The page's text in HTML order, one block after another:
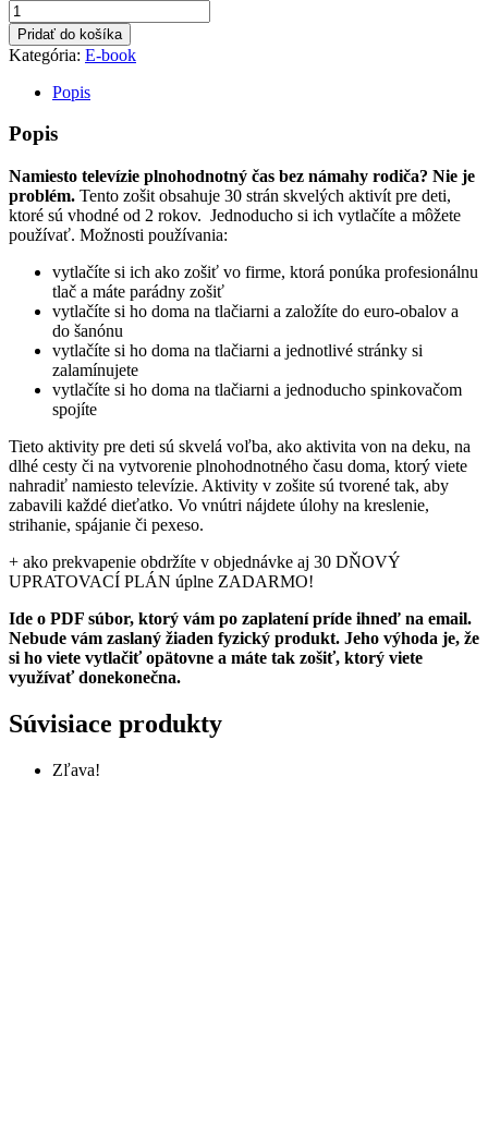
Pridať do košíka
Kategória: E-book
Popis
Popis
Namiesto televízie plnohodnotný čas bez námahy rodiča? Nie je
problém. Tento zošit obsahuje 30 strán skvelých aktivít pre deti,
ktoré sú vhodné od 2 rokov. Jednoducho si ich vytlačíte a môžete
používať. Možnosti používania:
vytlačíte si ich ako zošiť vo firme, ktorá ponúka profesionálnu
tlač a máte parádny zošiť
vytlačíte si ho doma na tlačiarni a založíte do euro-obalov a
do šanónu
vytlačíte si ho doma na tlačiarni a jednotlivé stránky si
zalamínujete
vytlačíte si ho doma na tlačiarni a jednoducho spinkovačom
spojíte
Tieto aktivity pre deti sú skvelá voľba, ako aktivita von na deku, na
dlhé cesty či na vytvorenie plnohodnotného času doma, ktorý viete
nahradiť namiesto televízie. Aktivity v zošite sú tvorené tak, aby
zabavili každé dieťatko. Vo vnútri nájdete úlohy na kreslenie,
strihanie, spájanie či pexeso.
+ ako prekvapenie obdržíte v objednávke aj 30 DŇOVÝ
UPRATOVACÍ PLÁN úplne ZADARMO!
Ide o PDF súbor, ktorý vám po zaplatení príde ihneď na email.
Nebude vám zaslaný žiaden fyzický produkt. Jeho výhoda je, že
si ho viete vytlačiť opätovne a máte tak zošiť, ktorý viete
využívať donekonečna.
Súvisiace produkty
Zľava!